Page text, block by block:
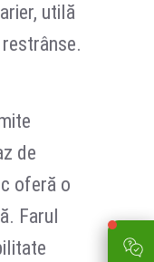
utilă
de
oferă o
Farul